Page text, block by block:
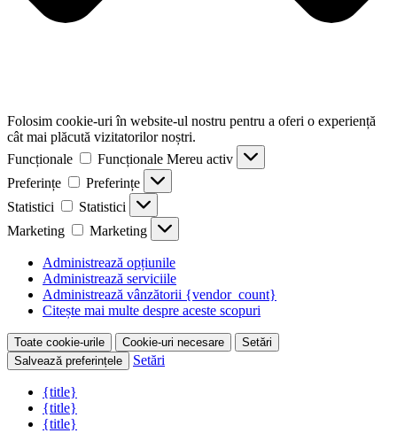
Folosim cookie-uri în website-ul nostru pentru a oferi o experiență
cât mai plăcută vizitatorilor noștri.
Funcționale
Funcționale Mereu activ
Preferințe
Preferințe
Statistici
Statistici
Marketing
Marketing
Administrează opțiunile
Administrează serviciile
Administrează vânzătorii {vendor_count}
Citește mai multe despre aceste scopuri
Toate cookie-urile Cookie-uri necesare
Setări
Salvează preferințele
Setări
{title}
{title}
{title}